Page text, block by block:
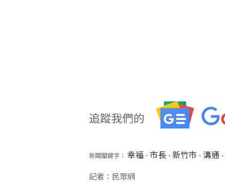
新聞關鍵字： 幸福 、 市長、 新竹市 、 溝通 、
記者：民眾網